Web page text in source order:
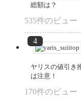
総額は？
535件のビュー
ヤリスの値引き
は注意！
170件のビュー